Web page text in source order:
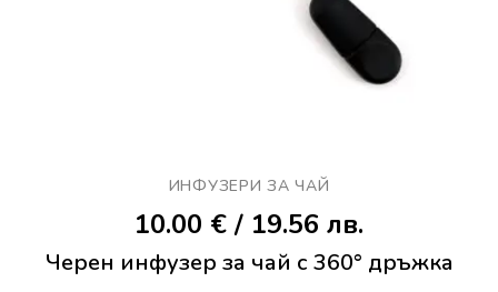
ИНФУЗЕРИ ЗА ЧАЙ
10.00 €/ 19.56 лв.
Черен инфузер за чай с 360° дръжка